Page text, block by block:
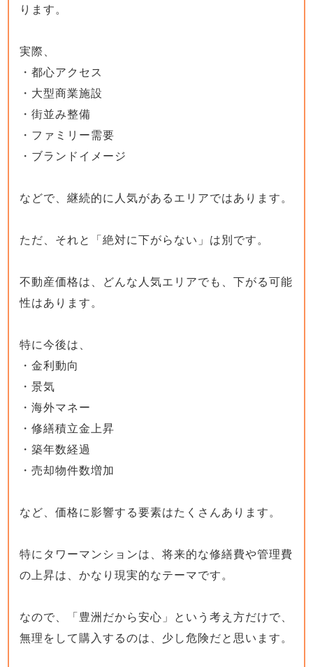
ります。
実際、
・都心アクセス
・大型商業施設
・街並み整備
・ファミリー需要
・ブランドイメージ
などで、継続的に人気があるエリアではあります。
ただ、それと「絶対に下がらない」は別です。
不動産価格は、どんな人気エリアでも、下がる可能
性はあります。
特に今後は、
・金利動向
・景気
・海外マネー
・修繕積立金上昇
・築年数経過
・売却物件数増加
など、価格に影響する要素はたくさんあります。
特にタワーマンションは、将来的な修繕費や管理費
の上昇は、かなり現実的なテーマです。
なので、「豊洲だから安心」という考え方だけで、
無理をして購入するのは、少し危険だと思います。